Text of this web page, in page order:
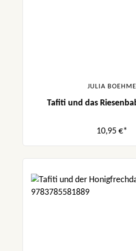
JULIA BOEHME
Tafiti und das
10,95 €*